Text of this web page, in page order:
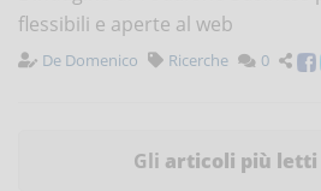
flessibili e aperte al web
De Domenico Ricerche 0
Gli articoli più letti